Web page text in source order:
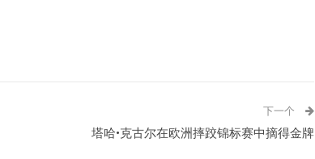
下一个
塔哈•克古尔在欧洲摔跤锦标赛中摘得金牌